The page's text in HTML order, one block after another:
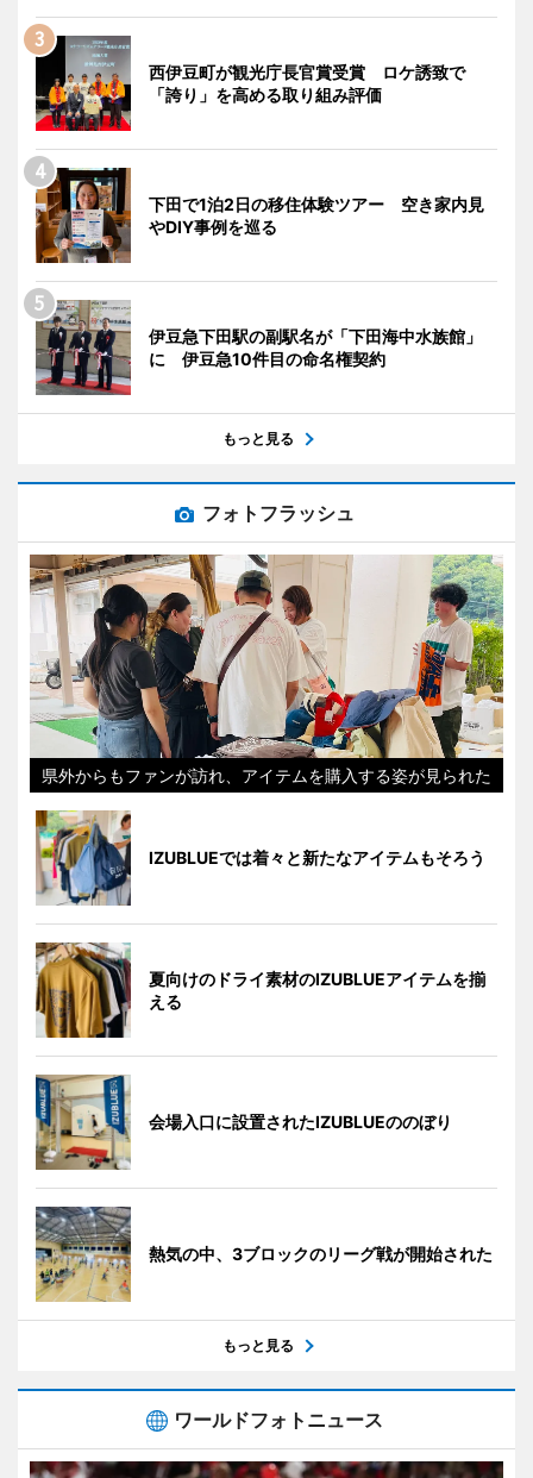
西伊豆町が観光庁長官賞受賞 ロケ誘致で
「誇り」を高める取り組み評価
下田で1泊2日の移住体験ツアー 空き家内見
やDIY事例を巡る
伊豆急下田駅の副駅名が「下田海中水族館」
に 伊豆急10件目の命名権契約
もっと見る
フォトフラッシュ
県外からもファンが訪れ、アイテムを購入する姿が見られた
IZUBLUEでは着々と新たなアイテムもそろう
夏向けのドライ素材のIZUBLUEアイテムを揃
える
会場入口に設置されたIZUBLUEののぼり
熱気の中、3ブロックのリーグ戦が開始された
もっと見る
ワールドフォトニュース